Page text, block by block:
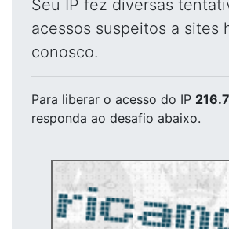
Seu IP fez diversas
acessos suspeitos a sites
conosco.
Para liberar o acesso do IP
responda ao desafio abaixo.